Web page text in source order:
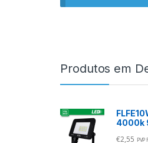
Produtos em
4000k
€2,55 PVP